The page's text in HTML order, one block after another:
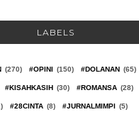
LABELS
(270) #OPINI (150) #DOLANAN (65)
#KISAHKASIH (30) #ROMANSA (28)
#28CINTA (8) #JURNALMIMPI (5)